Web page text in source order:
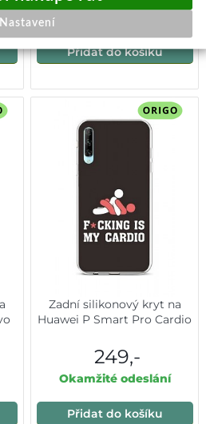
Přidat do košíku
Zadní silikonový kryt na
Huawei P Smart Pro Cardio
249,-
Okamžité odeslání
Přidat do košíku
Nastavení